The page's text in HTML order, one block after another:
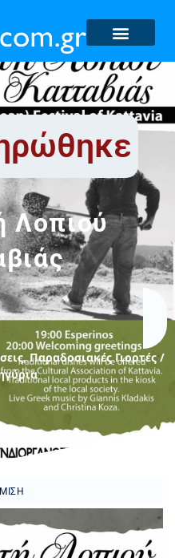
Λοπιού
,Παραδοσιακές Γιορτές /